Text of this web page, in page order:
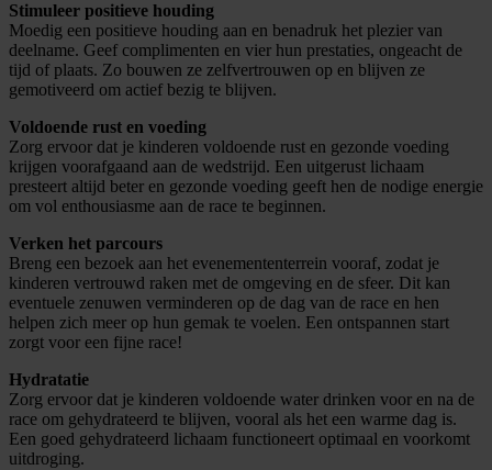
Stimuleer positieve houding
Moedig een positieve houding aan en benadruk het plezier van
deelname. Geef complimenten en vier hun prestaties, ongeacht de
tijd of plaats. Zo bouwen ze zelfvertrouwen op en blijven ze
gemotiveerd om actief bezig te blijven.
Voldoende rust en voeding
Zorg ervoor dat je kinderen voldoende rust en gezonde voeding
krijgen voorafgaand aan de wedstrijd. Een uitgerust lichaam
presteert altijd beter en gezonde voeding geeft hen de nodige energie
om vol enthousiasme aan de race te beginnen.
Verken het parcours
Breng een bezoek aan het evenemententerrein vooraf, zodat je
kinderen vertrouwd raken met de omgeving en de sfeer. Dit kan
eventuele zenuwen verminderen op de dag van de race en hen
helpen zich meer op hun gemak te voelen. Een ontspannen start
zorgt voor een fijne race!
Hydratatie
Zorg ervoor dat je kinderen voldoende water drinken voor en na de
race om gehydrateerd te blijven, vooral als het een warme dag is.
Een goed gehydrateerd lichaam functioneert optimaal en voorkomt
uitdroging.